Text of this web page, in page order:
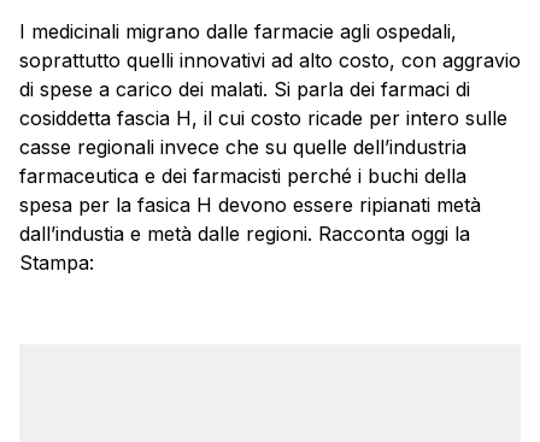
I medicinali migrano dalle farmacie agli ospedali,
soprattutto quelli innovativi ad alto costo, con aggravio
di spese a carico dei malati. Si parla dei farmaci di
cosiddetta fascia H, il cui costo ricade per intero sulle
casse regionali invece che su quelle dell’industria
farmaceutica e dei farmacisti perché i buchi della
spesa per la fasica H devono essere ripianati metà
dall’industia e metà dalle regioni. Racconta oggi la
Stampa: